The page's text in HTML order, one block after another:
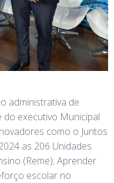
administrativa de
executivo Municipal
como o Juntos
as 206 Unidades
(Reme); Aprender
escolar no